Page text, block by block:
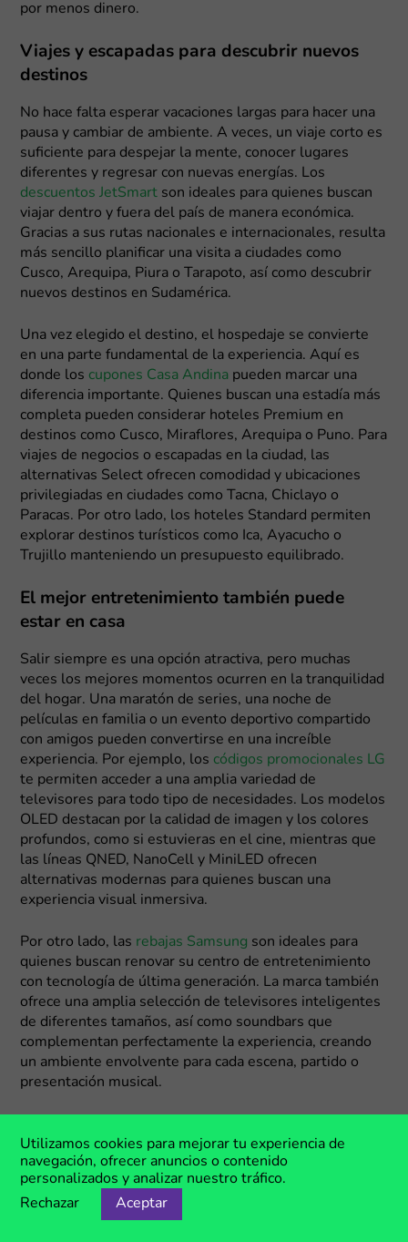
por menos dinero.
Viajes y escapadas para descubrir nuevos
destinos
No hace falta esperar vacaciones largas para hacer una
pausa y cambiar de ambiente. A veces, un viaje corto es
suficiente para despejar la mente, conocer lugares
diferentes y regresar con nuevas energías. Los
descuentos JetSmart son ideales para quienes buscan
viajar dentro y fuera del país de manera económica.
Gracias a sus rutas nacionales e internacionales, resulta
más sencillo planificar una visita a ciudades como
Cusco, Arequipa, Piura o Tarapoto, así como descubrir
nuevos destinos en Sudamérica.
Una vez elegido el destino, el hospedaje se convierte
en una parte fundamental de la experiencia. Aquí es
donde los cupones Casa Andina pueden marcar una
diferencia importante. Quienes buscan una estadía más
completa pueden considerar hoteles Premium en
destinos como Cusco, Miraflores, Arequipa o Puno. Para
viajes de negocios o escapadas en la ciudad, las
alternativas Select ofrecen comodidad y ubicaciones
privilegiadas en ciudades como Tacna, Chiclayo o
Paracas. Por otro lado, los hoteles Standard permiten
explorar destinos turísticos como Ica, Ayacucho o
Trujillo manteniendo un presupuesto equilibrado.
El mejor entretenimiento también puede
estar en casa
Salir siempre es una opción atractiva, pero muchas
veces los mejores momentos ocurren en la tranquilidad
del hogar. Una maratón de series, una noche de
películas en familia o un evento deportivo compartido
con amigos pueden convertirse en una increíble
experiencia. Por ejemplo, los códigos promocionales LG
te permiten acceder a una amplia variedad de
televisores para todo tipo de necesidades. Los modelos
OLED destacan por la calidad de imagen y los colores
profundos, como si estuvieras en el cine, mientras que
las líneas QNED, NanoCell y MiniLED ofrecen
alternativas modernas para quienes buscan una
experiencia visual inmersiva.
Por otro lado, las rebajas Samsung son ideales para
quienes buscan renovar su centro de entretenimiento
con tecnología de última generación. La marca también
ofrece una amplia selección de televisores inteligentes
de diferentes tamaños, así como soundbars que
complementan perfectamente la experiencia, creando
un ambiente envolvente para cada escena, partido o
presentación musical.
sin salir de casa
Los videojuegos son una de las formas de
entretenimiento más populares del mundo. Hoy
Utilizamos cookies para mejorar tu experiencia de
navegación, ofrecer anuncios o contenido
personalizados y analizar nuestro tráfico.
Rechazar
Aceptar